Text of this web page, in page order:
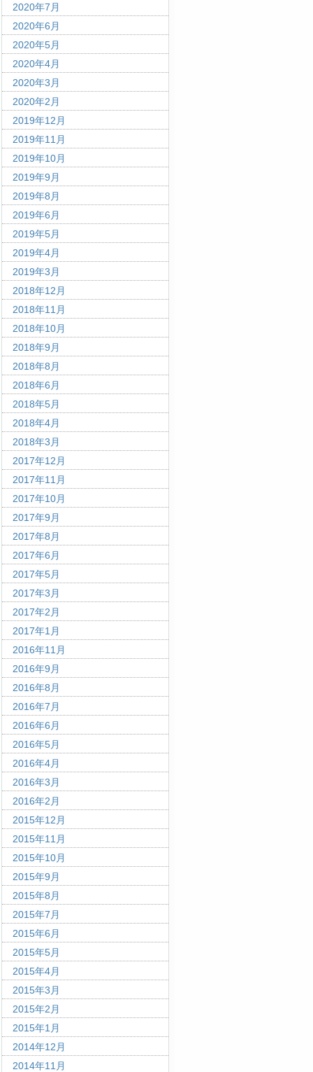
2020年7月
2020年6月
2020年5月
2020年4月
2020年3月
2020年2月
2019年12月
2019年11月
2019年10月
2019年9月
2019年8月
2019年6月
2019年5月
2019年4月
2019年3月
2018年12月
2018年11月
2018年10月
2018年9月
2018年8月
2018年6月
2018年5月
2018年4月
2018年3月
2017年12月
2017年11月
2017年10月
2017年9月
2017年8月
2017年6月
2017年5月
2017年3月
2017年2月
2017年1月
2016年11月
2016年9月
2016年8月
2016年7月
2016年6月
2016年5月
2016年4月
2016年3月
2016年2月
2015年12月
2015年11月
2015年10月
2015年9月
2015年8月
2015年7月
2015年6月
2015年5月
2015年4月
2015年3月
2015年2月
2015年1月
2014年12月
2014年11月